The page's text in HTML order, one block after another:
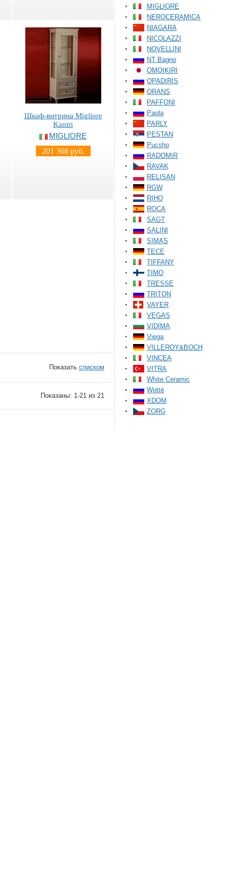
Шкаф-витрина Migliore
Kantri
MIGLIORE
201 368 руб.
Показать списком
Показаны: 1-21 из 21
MIGLIORE
NEROCERAMICA
NIAGARA
NICOLAZZI
NOVELLINI
NT Bagno
OMOIKIRI
OPADIRIS
ORANS
PAFFONI
Paola
PARLY
PESTAN
Pucsho
RADOMIR
RAVAK
RELISAN
RGW
RIHO
ROCA
SAGT
SALINI
SIMAS
TECE
TIFFANY
TIMO
TRESSE
TRITON
VAYER
VEGAS
VIDIMA
Viega
VILLEROY&BOCH
VINCEA
VITRA
White Ceramic
Wottē
XDOM
ZORG